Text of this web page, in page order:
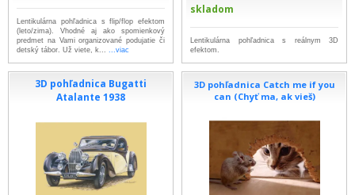
Lentikulárna pohľadnica s flip/flop efektom
(leto/zima). Vhodné aj ako spomienkový
predmet na Vami organizované podujatie či
detský tábor. Už viete, k... ...viac
skladom
Lentikulárna pohľadnica s reálnym 3D
efektom.
3D pohľadnica Bugatti
Atalante 1938
3D pohľadnica Catch me if you
can (Chyť ma, ak vieš)